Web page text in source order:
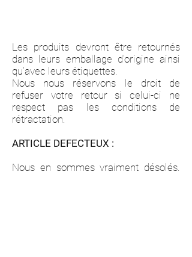
Les produits devront être retournés
dans leurs emballage d'origine ainsi
qu'avec leurs étiquettes.
Nous nous réservons le droit de
refuser votre retour si celui-ci ne
respect pas les conditions de
rétractation.
ARTICLE DEFECTEUX :
Nous en sommes vraiment désolés.